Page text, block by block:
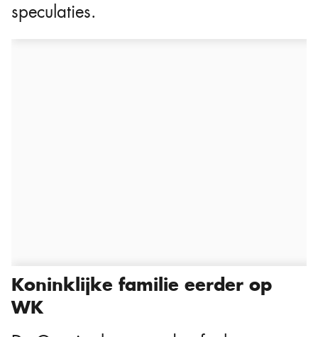
speculaties.
Koninklijke familie eerder op
WK